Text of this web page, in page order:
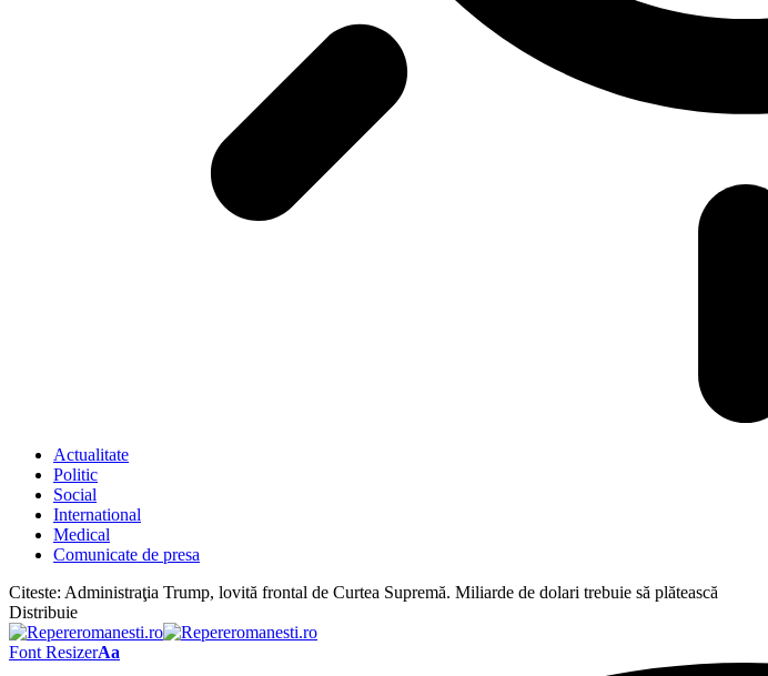
Actualitate
Politic
Social
International
Medical
Comunicate de presa
Citeste: Administraţia Trump, lovită frontal de Curtea Supremă. Miliarde de dolari trebuie să plătească
Distribuie
Font ResizerAa